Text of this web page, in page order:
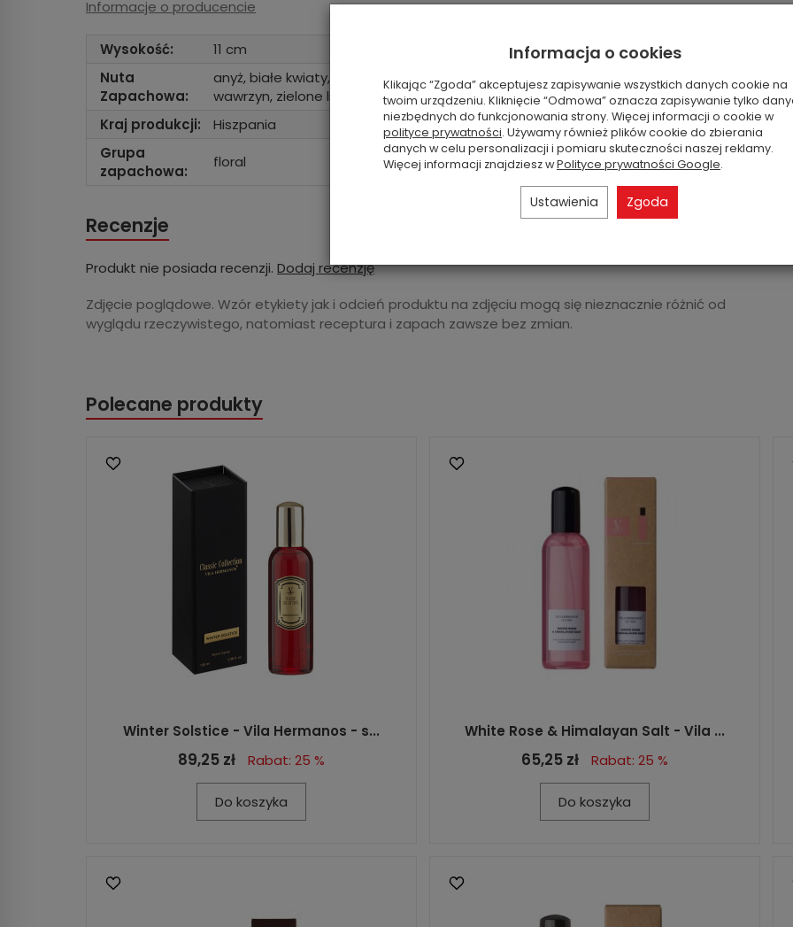
Informacje o producencie
Wysokość:
11 cm
Nuta
Zapachowa:
anyż, białe kwiaty, bursztyn, cedr, drobne ziarna, galwan, geranium, jaśmin, piżmo,
wawrzyn, zielone liście
Kraj produkcji:
Hiszpania
Grupa
zapachowa:
floral
Recenzje
Produkt nie posiada recenzji. Dodaj recenzję
Zdjęcie poglądowe. Wzór etykiety jak i odcień produktu na zdjęciu mogą się nieznacznie różnić od
wyglądu rzeczywistego, natomiast receptura i zapach zawsze bez zmian.
Polecane produkty
Winter Solstice - Vila Hermanos - s...
89,25 zł Rabat: 25 %
Do koszyka
White Rose & Himalayan Salt - Vila ...
65,25 zł Rabat: 25 %
Do koszyka
Informacja o cookies
Klikając “Zgoda” akceptujesz zapisywanie wszystkich danych cookie na
twoim urządzeniu. Kliknięcie “Odmowa” oznacza zapisywanie tylko
niezbędnych do funkcjonowania strony. Więcej informacji o cookie w
polityce prywatności. Używamy również plików cookie do zbierania
danych w celu personalizacji i pomiaru skuteczności naszej reklamy.
Więcej informacji znajdziesz wPolityce prywatności Google.
Ustawienia Zgoda